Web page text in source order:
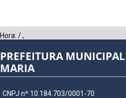
Hora: /,
PREFEITURA
MARIA
CNPJ nº 10.184.703/0001-70